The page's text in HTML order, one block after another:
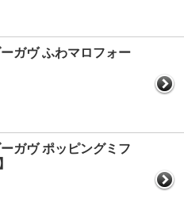
ガヴ ふわマロフォー
ガヴ ポッピングミフ